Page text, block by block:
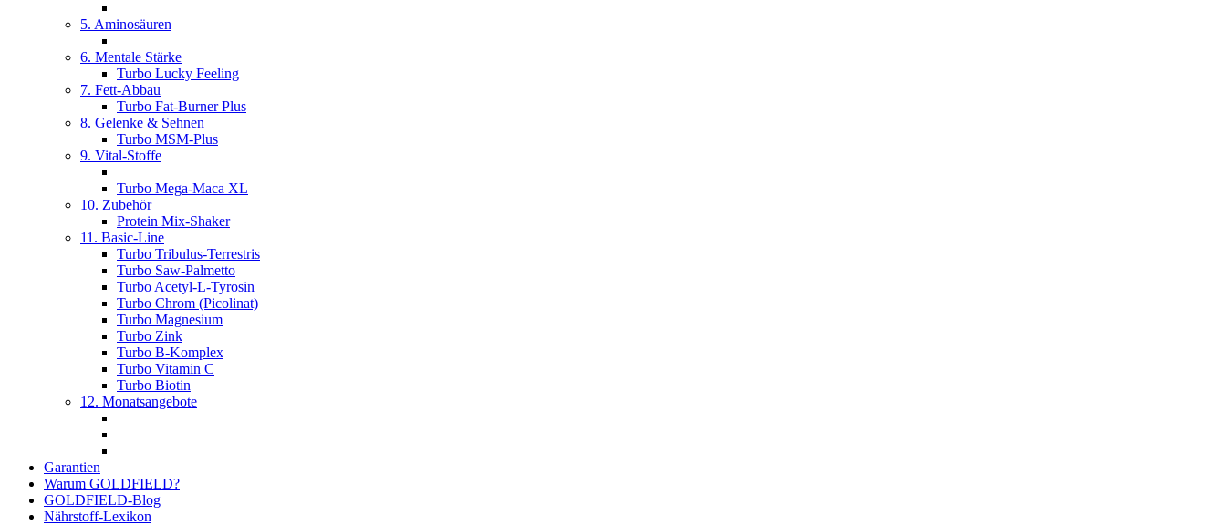
5. Aminosäuren
6. Mentale Stärke
Turbo Lucky Feeling
7. Fett-Abbau
Turbo Fat-Burner Plus
8. Gelenke & Sehnen
Turbo MSM-Plus
9. Vital-Stoffe
Turbo Mega-Maca XL
10. Zubehör
Protein Mix-Shaker
11. Basic-Line
Turbo Tribulus-Terrestris
Turbo Saw-Palmetto
Turbo Acetyl-L-Tyrosin
Turbo Chrom (Picolinat)
Turbo Magnesium
Turbo Zink
Turbo B-Komplex
Turbo Vitamin C
Turbo Biotin
12. Monatsangebote
Garantien
Warum GOLDFIELD?
GOLDFIELD-Blog
Nährstoff-Lexikon